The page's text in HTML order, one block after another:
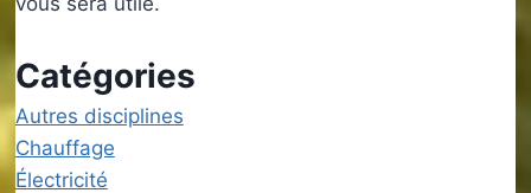
Catégories
Autres disciplines
Chauffage
Électricité